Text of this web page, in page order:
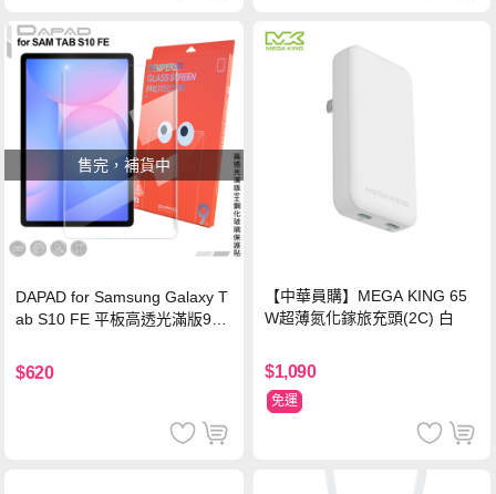
售完，補貨中
DAPAD for Samsung Galaxy T
ab S10 FE 平板高透光滿版9H
$620
【中華員購】MEGA KING 65
W超薄氮化鎵旅充頭(2C) 白
$1,090
免運